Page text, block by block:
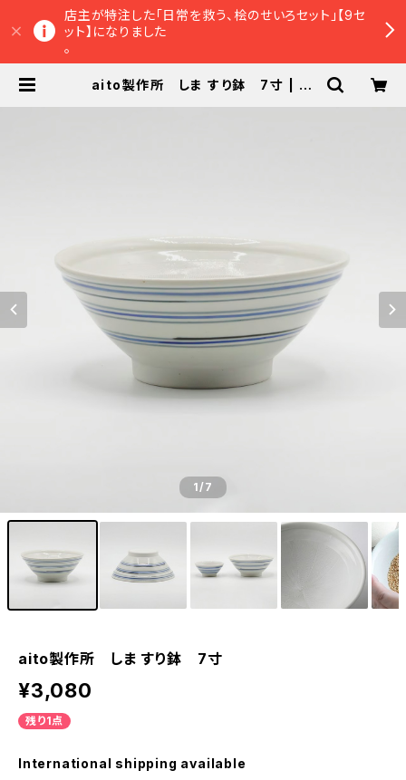
店主が特注した「日常を救う、桧のせいろセット」【9セ
ット】になりました
。
aito製作所 しま すり鉢 7寸 | tu
1/7
aito製作所 しま すり鉢 7寸
¥3,080
残り1点
International shipping available